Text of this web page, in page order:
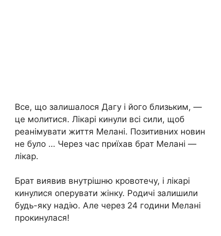
Все, що залишалося Дагу і його близьким, —
це молитися. Лікарі кинули всі сили, щоб
реанімувати життя Мелані. Позитивних новин
не було … Через час приїхав брат Мелані —
лікар.
Брат виявив внутрішню кровотечу, і лікарі
кинулися оперувати жінку. Родичі залишили
будь-яку надію. Але через 24 години Мелані
прокинулася!